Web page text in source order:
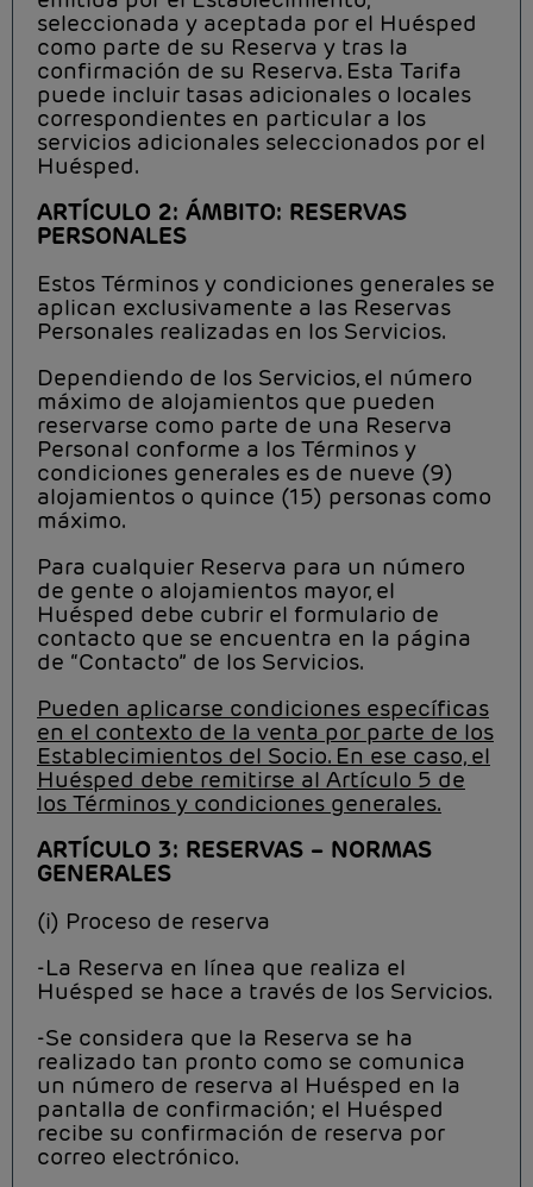
seleccionada y aceptada por el Huésped
como parte de su Reserva y tras la
confirmación de su Reserva. Esta Tarifa
puede incluir tasas adicionales o locales
correspondientes en particular a los
servicios adicionales seleccionados por el
Huésped.
ARTÍCULO 2: ÁMBITO: RESERVAS
PERSONALES
Estos Términos y condiciones generales se
aplican exclusivamente a las Reservas
Personales realizadas en los Servicios.
Dependiendo de los Servicios, el número
máximo de alojamientos que pueden
reservarse como parte de una Reserva
Personal conforme a los Términos y
condiciones generales es de nueve (9)
alojamientos o quince (15) personas como
máximo.
Para cualquier Reserva para un número
de gente o alojamientos mayor, el
Huésped debe cubrir el formulario de
contacto que se encuentra en la página
de “Contacto” de los Servicios.
Pueden aplicarse condiciones específicas
en el contexto de la venta por parte de los
Establecimientos del Socio. En ese caso, el
Huésped debe remitirse al Artículo 5 de
los Términos y condiciones generales.
ARTÍCULO 3: RESERVAS – NORMAS
GENERALES
(i) Proceso de reserva
-La Reserva en línea que realiza el
Huésped se hace a través de los Servicios.
-Se considera que la Reserva se ha
realizado tan pronto como se comunica
un número de reserva al Huésped en la
pantalla de confirmación; el Huésped
recibe su confirmación de reserva por
correo electrónico.